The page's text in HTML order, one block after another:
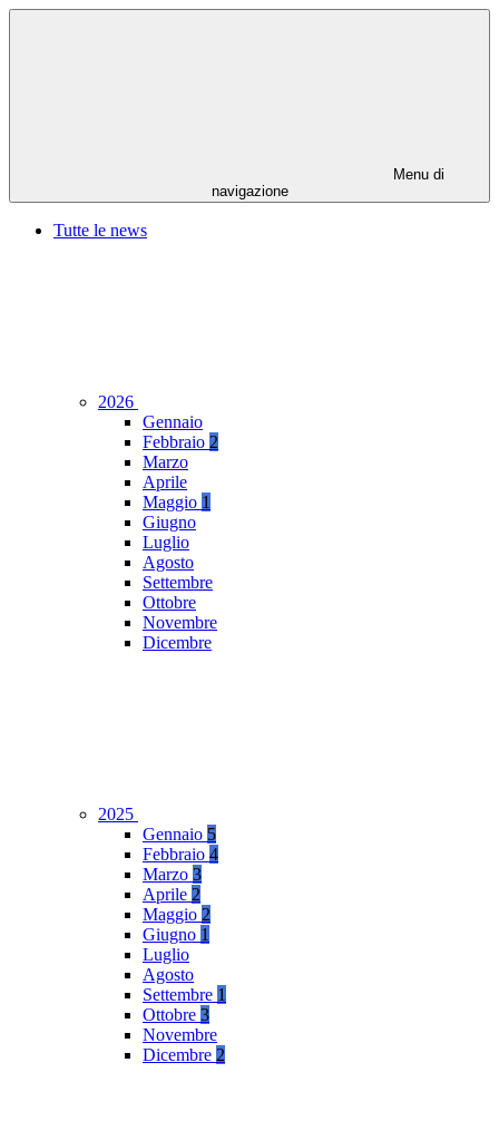
Menu di
navigazione
Tutte le news
2026
Gennaio
Febbraio 2
Marzo
Aprile
Maggio 1
Giugno
Luglio
Agosto
Settembre
Ottobre
Novembre
Dicembre
2025
Gennaio 5
Febbraio 4
Marzo 3
Aprile 2
Maggio 2
Giugno 1
Luglio
Agosto
Settembre 1
Ottobre 3
Novembre
Dicembre 2